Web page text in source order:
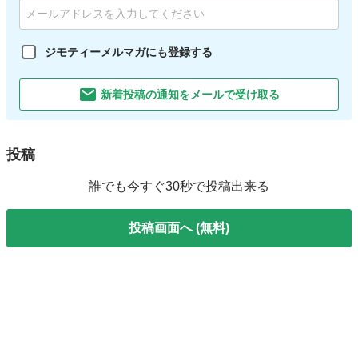
ジモティーメルマガにも登録する
新着投稿の通知をメールで受け取る
投稿
誰でも今すぐ30秒で投稿出来る
投稿画面へ (無料)